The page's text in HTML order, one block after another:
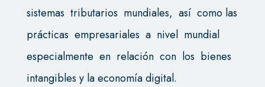
sistemas tributarios mundiales, así como las
prácticas empresariales a nivel mundial
especialmente en relación con los bienes
intangibles y la economía digital.